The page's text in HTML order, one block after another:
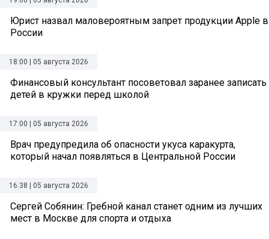
Юрист назвал маловероятным запрет продукции Apple в
России
18:00 | 05 августа 2026
Финансовый консультант посоветовал заранее записать
детей в кружки перед школой
17:00 | 05 августа 2026
Врач предупредила об опасности укуса каракурта,
который начал появляться в Центральной России
16:38 | 05 августа 2026
Сергей Собянин: Гребной канал станет одним из лучших
мест в Москве для спорта и отдыха